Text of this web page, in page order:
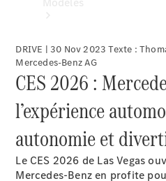
Tous les modèles
Nouveaux modèles
Modèles électriques
DRIVE | 30 Nov 2023 Texte :
Mercedes-Benz AG
CES 2026 :
l’expérience
autonomie et
Le CES 2026 de Las Vegas
Mercedes-Benz en profite